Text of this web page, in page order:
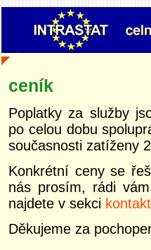
ceník
Poplatky za služby
po celou dobu
současnosti zatíženy
Konkrétní ceny se
nás prosím, rádi
najdete v sekci kontakt
Děkujeme za